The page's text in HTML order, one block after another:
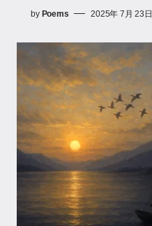
by Poems 2025年 7月 23日